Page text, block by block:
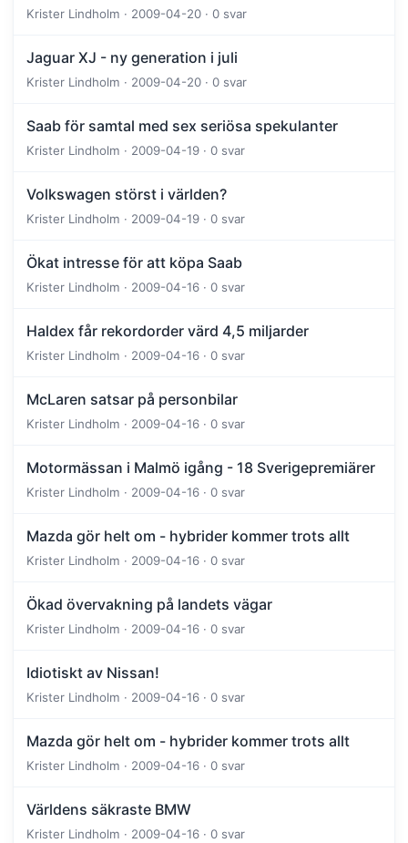
Krister Lindholm · 2009-04-20 · 0 svar
Jaguar XJ - ny generation i juli
Krister Lindholm · 2009-04-20 · 0 svar
Saab för samtal med sex seriösa spekulanter
Krister Lindholm · 2009-04-19 · 0 svar
Volkswagen störst i världen?
Krister Lindholm · 2009-04-19 · 0 svar
Ökat intresse för att köpa Saab
Krister Lindholm · 2009-04-16 · 0 svar
Haldex får rekordorder värd 4,5 miljarder
Krister Lindholm · 2009-04-16 · 0 svar
McLaren satsar på personbilar
Krister Lindholm · 2009-04-16 · 0 svar
Motormässan i Malmö igång - 18 Sverigepremiärer
Krister Lindholm · 2009-04-16 · 0 svar
Mazda gör helt om - hybrider kommer trots allt
Krister Lindholm · 2009-04-16 · 0 svar
Ökad övervakning på landets vägar
Krister Lindholm · 2009-04-16 · 0 svar
Idiotiskt av Nissan!
Krister Lindholm · 2009-04-16 · 0 svar
Mazda gör helt om - hybrider kommer trots allt
Krister Lindholm · 2009-04-16 · 0 svar
Världens säkraste BMW
Krister Lindholm · 2009-04-16 · 0 svar